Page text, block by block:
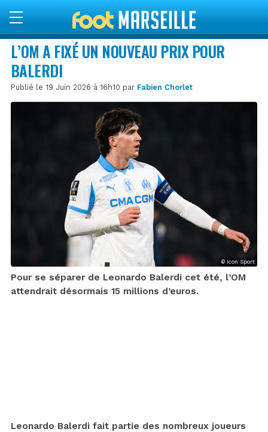
L’OM A FIXÉ UN NOUVEAU PRIX POUR
BALERDI
Publié le 19 Juin 2026 à 16h10 par Fabien Chorlet
© Icon Sport
Pour se séparer de Leonardo Balerdi cet été, l’OM
attendrait désormais 15 millions d’euros.
Leonardo Balerdi fait partie des nombreux joueurs